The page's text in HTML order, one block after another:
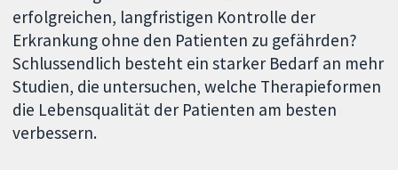
erfolgreichen, langfristigen Kontrolle der
Erkrankung ohne den Patienten zu gefährden?
Schlussendlich besteht ein starker Bedarf an mehr
Studien, die untersuchen, welche Therapieformen
die Lebensqualität der Patienten am besten
verbessern.